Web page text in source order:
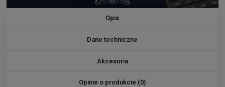
Opis
Dane techniczne
Akcesoria
Opinie o produkcie (0)